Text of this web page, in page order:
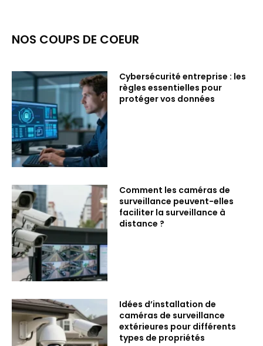
NOS COUPS DE COEUR
Cybersécurité entreprise : les
règles essentielles pour
protéger vos données
Comment les caméras de
surveillance peuvent-elles
faciliter la surveillance à
distance ?
Idées d’installation de
caméras de surveillance
extérieures pour différents
types de propriétés